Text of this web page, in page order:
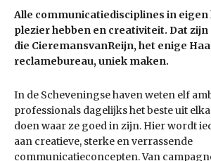
Alle communicatiedisciplines in eigen
plezier hebben en creativiteit. Dat
die CieremansvanReijn, het enige
reclamebureau, uniek maken.
In de Scheveningse haven weten elf
professionals dagelijks het beste uit
doen waar ze goed in zijn. Hier wordt
aan creatieve, sterke en verrassende
communicatieconcepten. Van